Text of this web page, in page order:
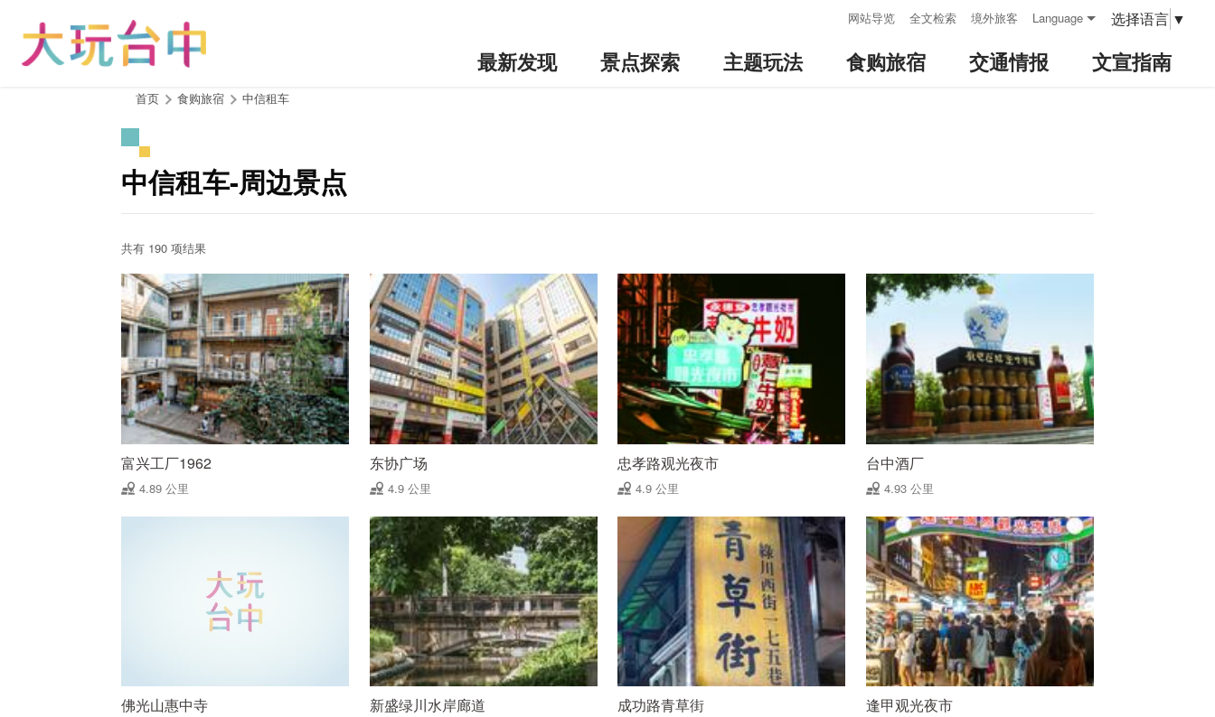
网站导览 全文检索 境外旅客 Language 选择语言 ▼
最新发现 景点探索 主题玩法 食购旅宿 交通情报 文宣指南
首页 食购旅宿 中信租车
中信租车-周边景点
共有 190 项结果
富兴工厂1962
4.89 公里
东协广场
4.9 公里
忠孝路观光夜市
4.9 公里
台中酒厂
4.93 公里
佛光山惠中寺 新盛绿川水岸廊道 成功路青草街 逢甲观光夜市